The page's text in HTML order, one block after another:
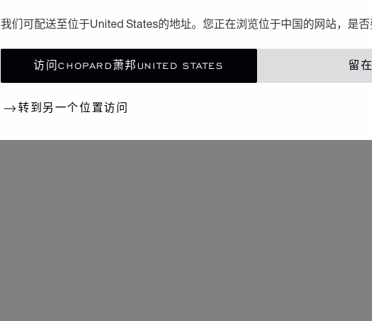
我们可配送至位于United States的地址。您正在浏览位于中国的网站，是否
访问CHOPARD萧邦UNITED STATES 留
转到另一个位置访问